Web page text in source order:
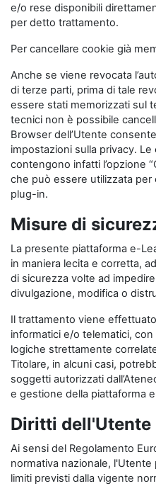
e/o rese disponibili
per detto trattamento.
Per cancellare cookie già
Anche se viene revocata
di terze parti, prima di tale
essere stati memorizzati sul
tecnici non è possibile
Browser dell’Utente
impostazioni sulla privacy.
contengono infatti l’opzione
che può essere utilizzata per
plug-in.
Misure di
La presente piattaforma e-
in maniera lecita e corretta,
di sicurezza volte ad
divulgazione, modifica o
Il trattamento viene
informatici e/o telematici,
logiche strettamente
Titolare, in alcuni casi,
soggetti autorizzati
e gestione della piattaforma
Diritti dell'Utente
Ai sensi del Regolamento
normativa nazionale,
limiti previsti dalla vigente